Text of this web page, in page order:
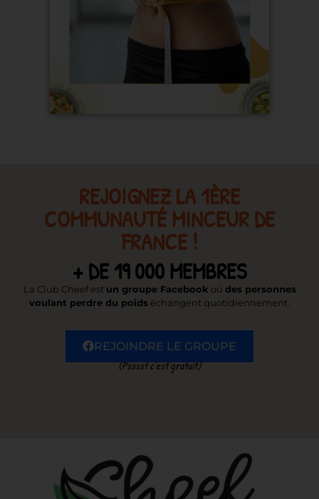
REJOIGNEZ LA 1ÈRE
COMMUNAUTÉ MINCEUR DE
FRANCE !
+ DE 19 000 MEMBRES
La Club Cheef est un groupe Facebook où des personnes
voulant perdre du poids échangent quotidiennement.
REJOINDRE LE GROUPE
(Psssst c’est gratuit)